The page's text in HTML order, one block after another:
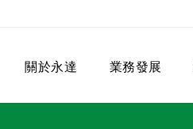
關於永達 業務發展